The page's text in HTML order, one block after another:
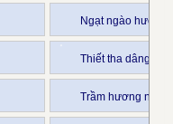
Ngạt ngào hương
Thiết tha dâng về
Trầm hương nghi